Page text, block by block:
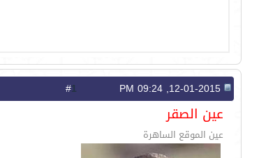
1
عين الصقر
عين الموقع الساهرة